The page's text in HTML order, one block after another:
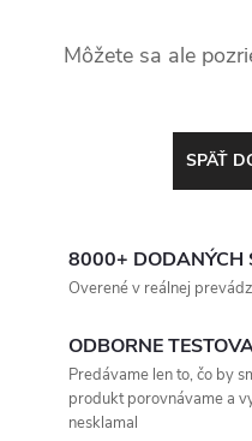
Môžete sa ale
SPÄŤ
8000+ DODANÝCH
Overené v reálnej
ODBORNE
Predávame len to, čo by
produkt porovnávame a
nesklamal